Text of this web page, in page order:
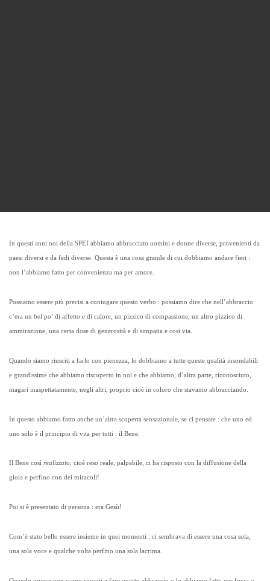
In questi anni noi della SPEI abbiamo abbracciato uomini e donne diverse, provenienti da
paesi diversi e da fedi diverse. Questa è una cosa grande di cui dobbiamo andare fieri :
non l’abbiamo fatto per convenienza ma per amore.
Possiamo essere più precisi a coniugare questo verbo : possiamo dire che nell’abbraccio
c’era un bel po’ di affetto e di calore, un pizzico di compassione, un altro pizzico di
ammirazione, una certa dose di generosità e di simpatia e cosi via.
Quando siamo riusciti a farlo con pienezza, lo dobbiamo a tutte queste qualità insondabili
e grandissime che abbiamo riscoperto in noi e che abbiamo, d’altra parte, riconosciuto,
magari inaspettatamente, negli altri, proprio cioè in coloro che stavamo abbracciando.
In questo abbiamo fatto anche un’altra scoperta sensazionale, se ci pensate : che uno ed
uno solo è il principio di vita per tutti : il Bene.
Il Bene cosìrealizzato, cioè reso reale, palpabile, ci ha risposto con la diffusione della
gioia e perfino con dei miracoli!
Poi si è presentato di persona : era Gesù!
Com’è stato bello essere insieme in quei momenti : ci sembrava di essere una cosa sola,
una sola voce e qualche volta perfino una sola lacrima.